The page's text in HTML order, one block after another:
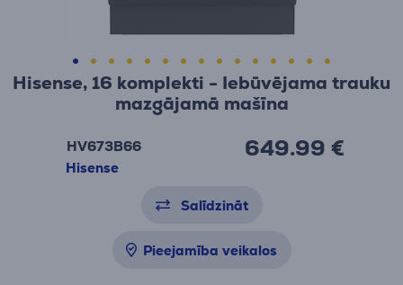
Hisense, 16 komplekti - Iebūvējama trauku
mazgājamā mašīna
HV673B66
Hisense
649.99 €
Salīdzināt
Pieejamība veikalos